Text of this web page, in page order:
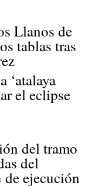
Llanos de
tablas tras
‘atalaya
el eclipse
del tramo
del
de ejecución